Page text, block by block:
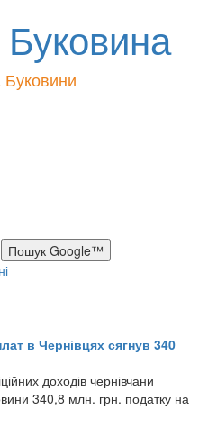
Буковини
в Чернівцях сягнув 340
доходів чернівчани
340,8 млн. грн. податку на